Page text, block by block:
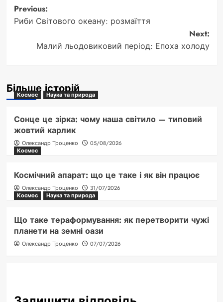
Post
navigation
Previous:
Риби Світового океану: розмаїття
Next:
Малий льодовиковий період: Епоха холоду
Більше історій
Космос Наука та природа
Сонце це зірка: чому наша світило — типовий
жовтий карлик
Олександр Троценко
05/08/2026
Космос
Космічний апарат: що це таке і як він працює
Олександр Троценко
31/07/2026
Космос
Наука та природа
Що таке тераформування: як перетворити чужі
планети на земні оази
Олександр Троценко 07/07/2026